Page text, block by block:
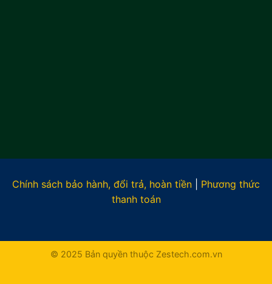
Chính sách bảo hành, đổi trả, hoàn tiền
Phương thức
thanh toán
© 2025 Bản quyền thuộc Zestech.com.vn